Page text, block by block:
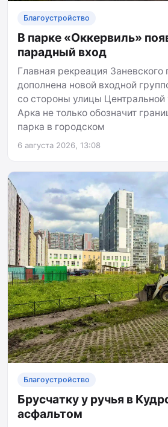
Благоустройство
В парке «Оккервиль»
парадный вход
Главная рекреация Заневского
дополнена новой входной
со стороны улицы
Арка не только обозначит
парка в городском
6 августа 2026, 13:08
Благоустройство
Брусчатку у ручья в
асфальтом